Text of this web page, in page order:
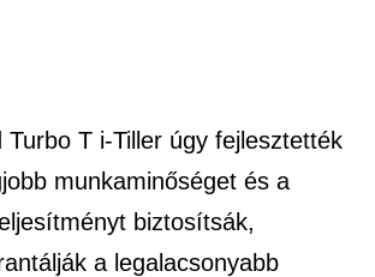
Turbo T i-Tiller úgy fejlesztették
munkaminőséget és a
biztosítsák,
a legalacsonyabb